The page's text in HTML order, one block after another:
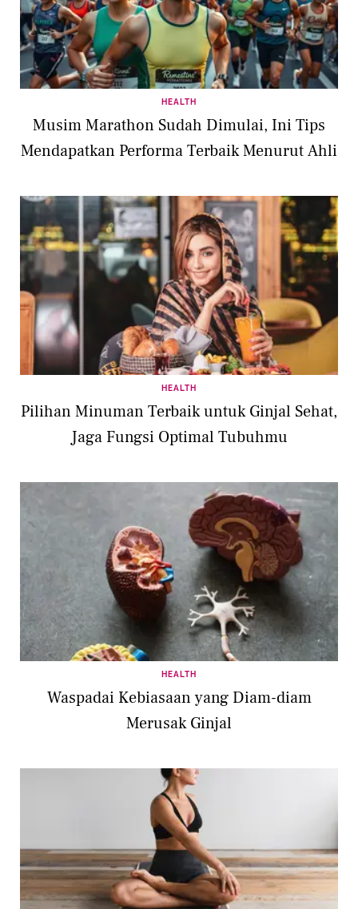
HEALTH
Musim Marathon Sudah Dimulai, Ini Tips
Mendapatkan Performa Terbaik Menurut Ahli
HEALTH
Pilihan Minuman Terbaik untuk Ginjal Sehat,
Jaga Fungsi Optimal Tubuhmu
HEALTH
Waspadai Kebiasaan yang Diam-diam
Merusak Ginjal